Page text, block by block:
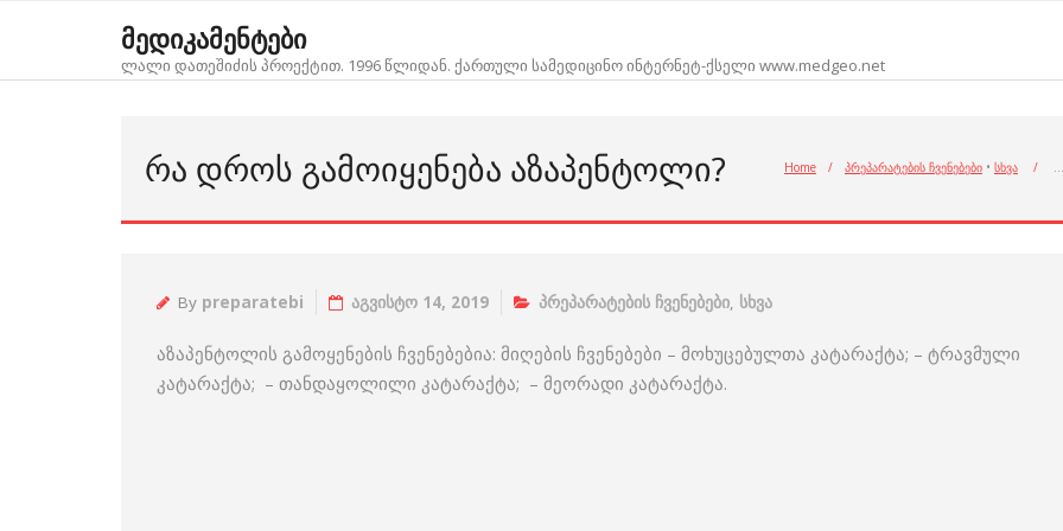
მედიკამენტები
ლალი დათეშიძის პროექტით. 1996 წლიდან. ქართული სამედიცინო ინტერნეტ-ქსელი www.medgeo.net
ᲠᲐ ᲓᲠᲝᲡ ᲒᲐᲛᲝᲘᲧᲔᲜᲔᲑᲐ ᲐᲖᲐᲞᲔᲜᲢᲝᲚᲘ? Home / პრეპარატების ჩვენებები • სხვა / …
By preparatebi აგვისტო 14, 2019 პრეპარატების ჩვენებები, სხვა
აზაპენტოლის გამოყენების ჩვენებებია: მიღების ჩვენებები – მოხუცებულთა კატარაქტა; – ტრავმული
კატარაქტა; – თანდაყოლილი კატარაქტა; – მეორადი კატარაქტა.